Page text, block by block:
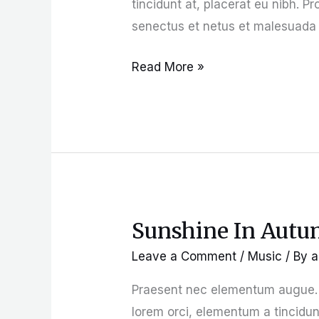
tincidunt at, placerat eu nibh.
senectus et netus et
Read More »
Sunshine In
Leave a Comment / Music / By
Praesent nec elementum
lorem orci, elementum a
Sunshine
In